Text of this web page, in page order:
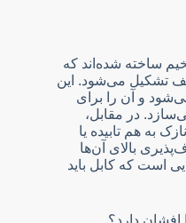
ساخته شده‌اند که
تشکیل می‌شود. این
و آن را برای
در مقابل،
به هم تابیده یا
بالای آن‌ها
است که کابل باید